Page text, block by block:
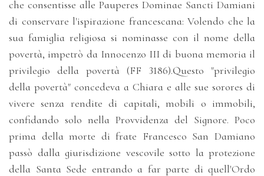
che consentisse alle Pauperes Dominae Sancti Damiani
di conservare l'ispirazione francescana: Volendo che la
sua famiglia religiosa si nominasse con il nome della
povertà, impetrò da Innocenzo III di buona memoria il
privilegio della povertà (FF 3186).Questo "privilegio
della povertà" concedeva a Chiara e alle sue sorores di
vivere senza rendite di capitali, mobili o immobili,
confidando solo nella Provvidenza del Signore. Poco
prima della morte di frate Francesco San Damiano
passò dalla giurisdizione vescovile sotto la protezione
della Santa Sede entrando a far parte di quell'Ordo